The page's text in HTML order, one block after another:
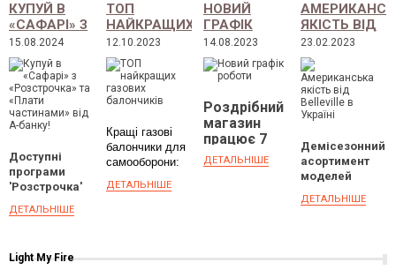
КУПУЙ В
«САФАРІ» З
«РОЗСТРОЧКА»
ТА «ПЛАТИ
ЧАСТИНАМИ»
ВІД А-
БАНКУ!
15.08.2024
Доступні
програми
'Розстрочка'
частинами'
ДЕТАЛЬНІШЕ
ТОП
НАЙКРАЩИХ
ГАЗОВИХ
БАЛОНЧИКІВ
12.10.2023
Кращі газові
балончики для
самооборони:
рекомендації
ДЕТАЛЬНІШЕ
НОВИЙ
ГРАФІК
РОБОТИ
14.08.2023
Роздрібний
магазин
працює 7
днів на
тиждень
ДЕТАЛЬНІШЕ
ЯКІСТЬ ВІД
BELLEVILLE
В УКРАЇНІ
23.02.2023
Демісезонний
асортимент
моделей
замовлень
ДЕТАЛЬНІШЕ
Light My Fire